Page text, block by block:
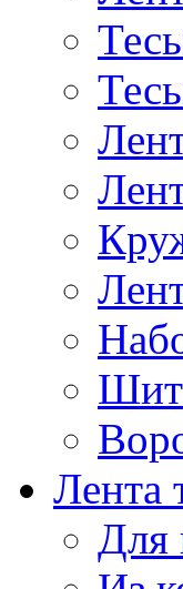
Лента
Для